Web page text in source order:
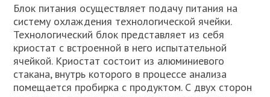
Блок питания осуществляет подачу питания на
систему охлаждения технологической ячейки.
Технологический блок представляет из себя
криостат с встроенной в него испытательной
ячейкой. Криостат состоит из алюминиевого
стакана, внутрь которого в процессе анализа
помещается пробирка с продуктом. С двух сторон